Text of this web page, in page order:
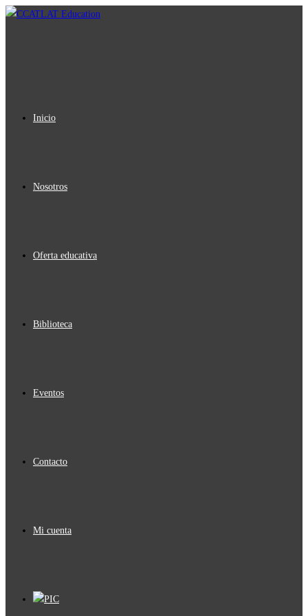
Ir
Inicio
Nosotros
Oferta educativa
Biblioteca
Eventos
Contacto
Mi cuenta
PIC